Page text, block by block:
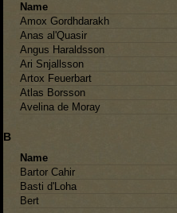
Name
Amox Gordhdarakh
Anas al'Quasir
Angus Haraldsson
Ari Snjallsson
Artox Feuerbart
Atlas Borsson
Avelina de Moray
B
Name
Bartor Cahir
Basti d'Loha
Bert